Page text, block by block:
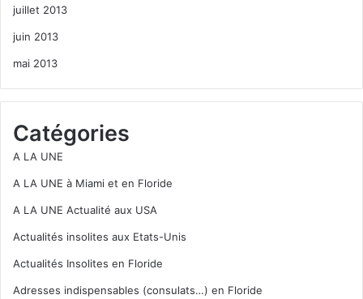
juillet 2013
juin 2013
mai 2013
Catégories
A LA UNE
A LA UNE à Miami et en Floride
A LA UNE Actualité aux USA
Actualités insolites aux Etats-Unis
Actualités Insolites en Floride
Adresses indispensables (consulats…) en Floride